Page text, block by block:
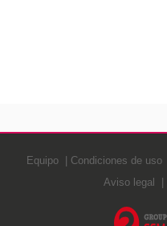
Equipo Condiciones de uso
Aviso legal